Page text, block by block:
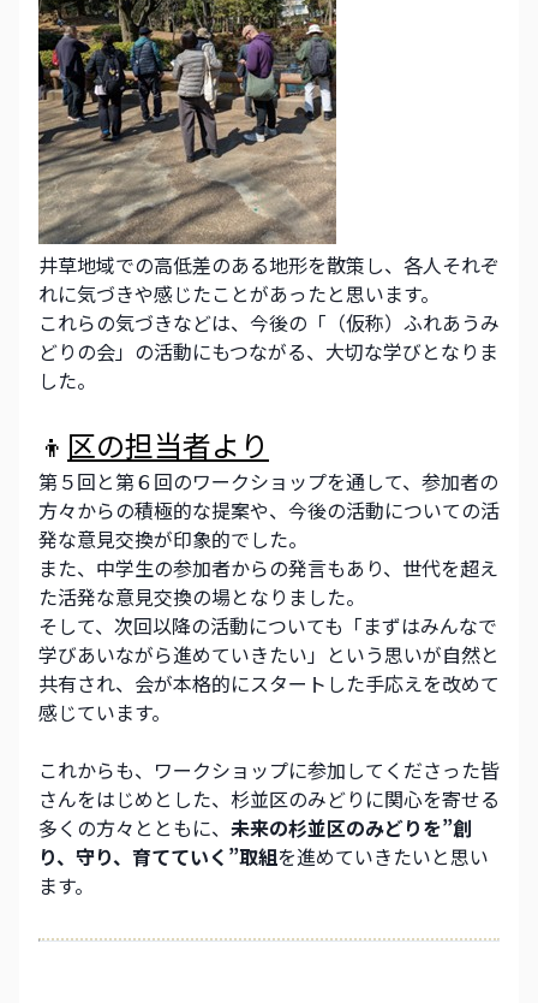
井草地域での高低差のある地形を散策し、各人それぞ
れに気づきや感じたことがあったと思います。
これらの気づきなどは、今後の「（仮称）ふれあうみ
どりの会」の活動にもつながる、大切な学びとなりま
した。
👦 区の担当者より
第５回と第６回のワークショップを通して、参加者の
方々からの積極的な提案や、今後の活動についての活
発な意見交換が印象的でした。
また、中学生の参加者からの発言もあり、世代を超え
た活発な意見交換の場となりました。
そして、次回以降の活動についても「まずはみんなで
学びあいながら進めていきたい」という思いが自然と
共有され、会が本格的にスタートした手応えを改めて
感じています。
これからも、ワークショップに参加してくださった皆
さんをはじめとした、杉並区のみどりに関心を寄せる
多くの方々とともに、 未来の杉並区のみどりを”創
り、守り、育てていく”取組を進めていきたいと思い
ます。